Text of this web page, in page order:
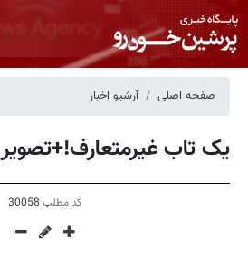
صفحه اصلی آرشیو اخبار
یک تاب غیرمتعارف!+تصویر
کد مطلب 30058